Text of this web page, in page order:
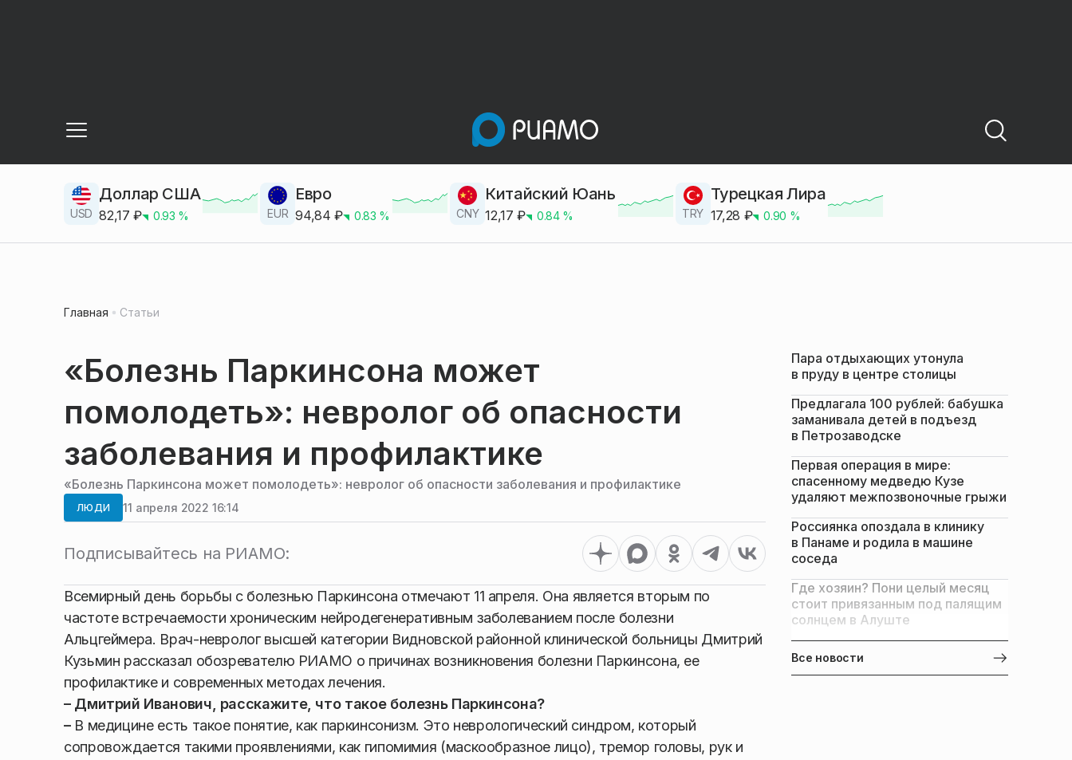
USD
Доллар США
82,17 ₽ 0.93 % EUR
Евро
94,84 ₽ 0.83 % CNY
Китайский Юань
12,17 ₽ 0.84% TRY
Турецкая Лира
17,28 ₽ 0.90 %
Главная Статьи
«Болезнь Паркинсона может
помолодеть»: невролог об опасности
заболевания и профилактике
«Болезнь Паркинсона может помолодеть»: невролог об опасности заболевания и профилактике
ЛЮДИ 11 апреля 2022 16:14
Подписывайтесь на РИАМО:
Всемирный день борьбы с болезнью Паркинсона отмечают 11 апреля. Она является вторым по
частоте встречаемости хроническим нейродегенеративным заболеванием после болезни
Альцгеймера. Врач-невролог высшей категории Видновской районной клинической больницы Дмитрий
Кузьмин рассказал обозревателю РИАМО о причинах возникновения болезни Паркинсона, ее
профилактике и современных методах лечения.
– Дмитрий Иванович, расскажите, что такое болезнь Паркинсона?
– В медицине есть такое понятие, как паркинсонизм. Это неврологический синдром, который
сопровождается такими проявлениями, как гипомимия (маскообразное лицо), тремор головы, рук и
Пара отдыхающих утонула
в пруду в центре столицы
Предлагала 100 рублей: бабушка
заманивала детей в подъезд
в Петрозаводске
Первая операция в мире:
спасенному медведю Кузе
удаляют межпозвоночные грыжи
Россиянка опоздала в клинику
в Панаме и родила в машине
соседа
Где хозяин? Пони целый месяц
стоит привязанным под палящим
солнцем в Алуште
Все новости